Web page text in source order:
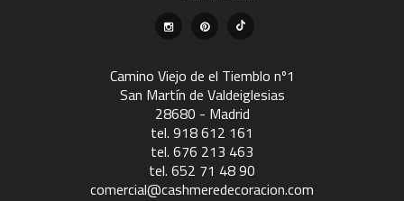
Camino Viejo de el Tiemblo nº1
San Martín de Valdeiglesias
28680 - Madrid
tel. 918 612 161
tel. 676 213 463
tel. 652 71 48 90
comercial@cashmeredecoracion.com